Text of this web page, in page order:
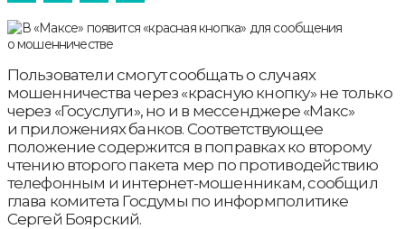
Пользователи смогут сообщать о случаях
мошенничества через «красную кнопку» не только
через «Госуслуги», но и в мессенджере «Макс»
и приложениях банков. Соответствующее
положение содержится в поправках ко второму
чтению второго пакета мер по противодействию
телефонным и интернет-мошенникам, сообщил
глава комитета Госдумы по информполитике
Сергей Боярский.